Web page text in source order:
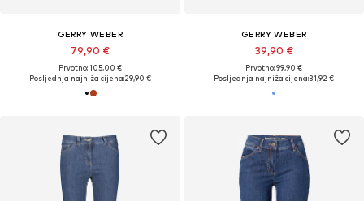
GERRY WEBER
79,90 €
Prvotno: 105,00 €
Posljednja najniža cijena:29,90 €
GERRY WEBER
39,90 €
Prvotno: 99,90 €
Posljednja najniža cijena:31,92 €